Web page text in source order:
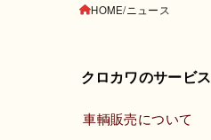
HOME ニュース
クロカワのサービス
車輌販売について